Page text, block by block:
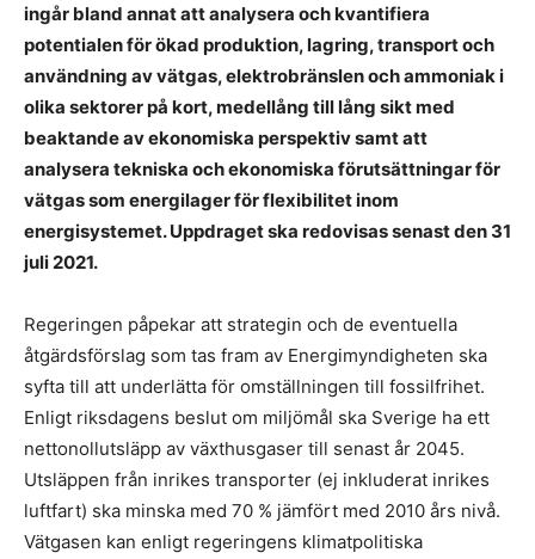
ingår bland annat att analysera och kvantifiera
potentialen för ökad produktion, lagring, transport och
användning av vätgas, elektrobränslen och ammoniak i
olika sektorer på kort, medellång till lång sikt med
beaktande av ekonomiska perspektiv samt att
analysera tekniska och ekonomiska förutsättningar för
vätgas som energilager för flexibilitet inom
energisystemet. Uppdraget ska redovisas senast den 31
juli 2021.
Regeringen påpekar att strategin och de eventuella
åtgärdsförslag som tas fram av Energimyndigheten ska
syfta till att underlätta för omställningen till fossilfrihet.
Enligt riksdagens beslut om miljömål ska Sverige ha ett
nettonollutsläpp av växthusgaser till senast år 2045.
Utsläppen från inrikes transporter (ej inkluderat inrikes
luftfart) ska minska med 70 % jämfört med 2010 års nivå.
Vätgasen kan enligt regeringens klimatpolitiska